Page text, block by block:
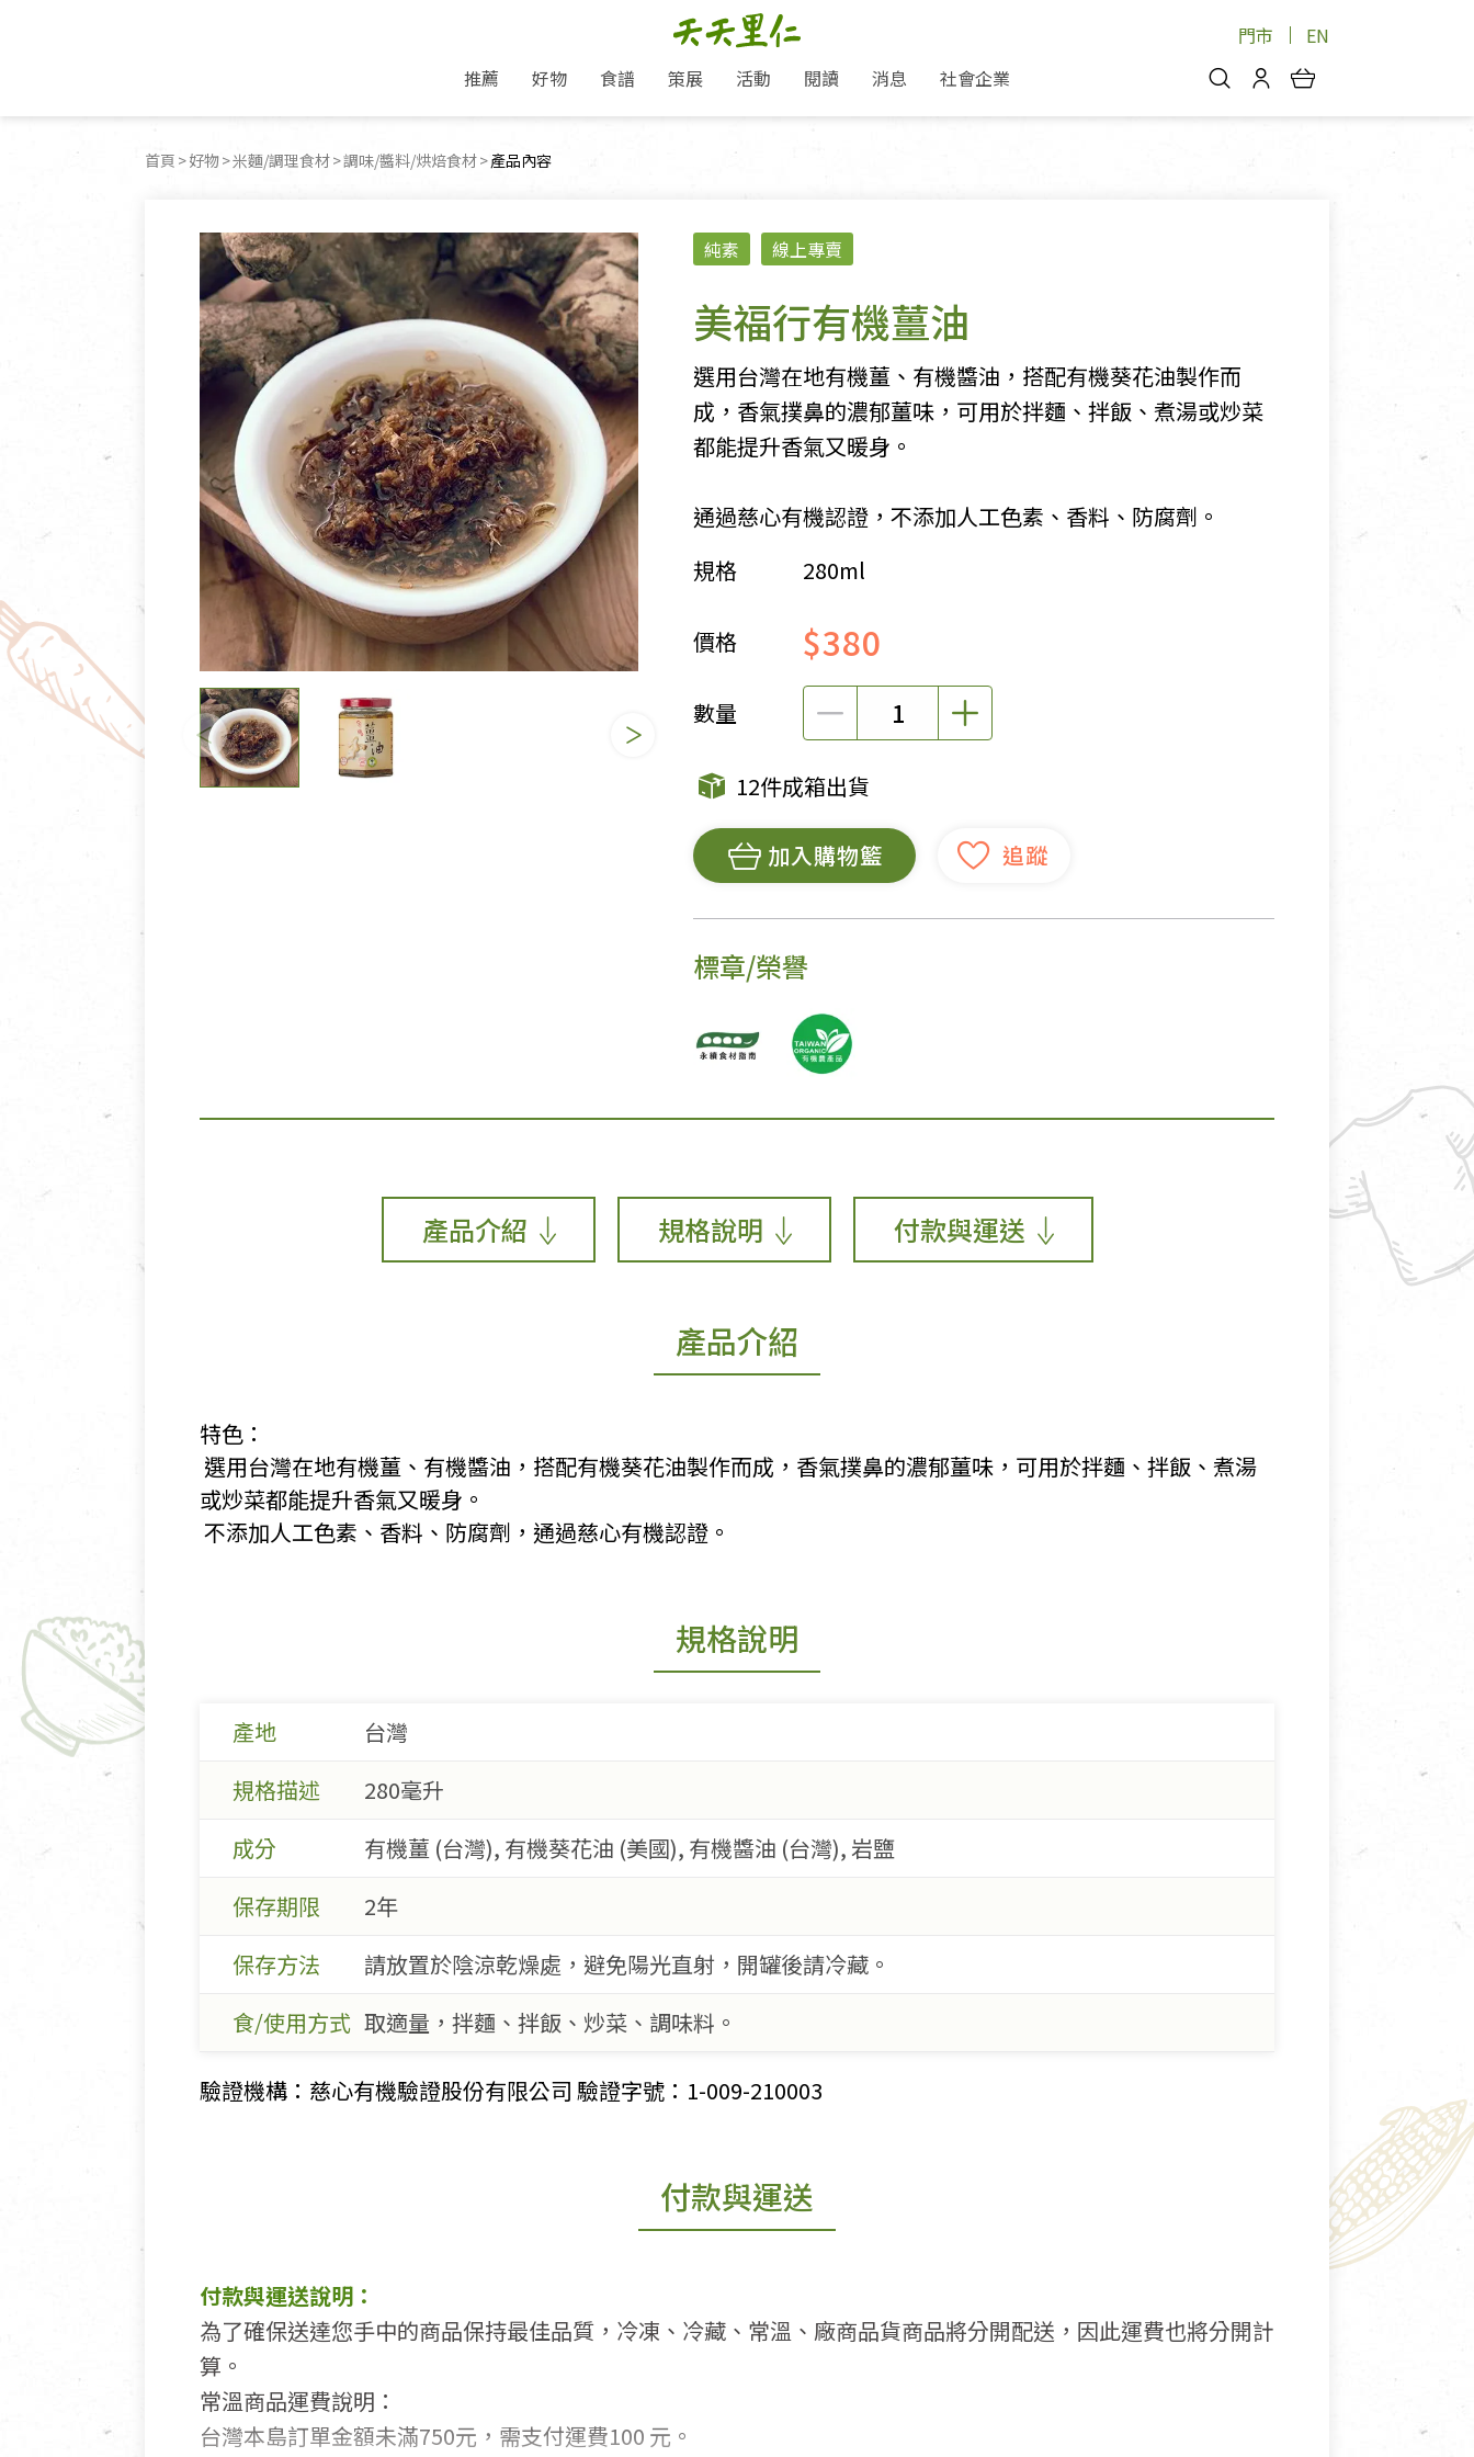
門市 EN
好文收藏
推薦
好康優惠
8月快閃商品優惠
中秋禮盒預購
7月惜福愛物
6月快閃商品-好評延長優惠
傳承經典優惠
文化好書優惠
超值好物特惠
熱銷人氣產品推薦
經典必買推薦
史瓦帝尼文化節
好物
米麵/調理食材
豆麥雜糧種子
乾貨/素料/植物肉
豆腐/天貝/豆製品
調味/醬料/烘焙食材
飲品/零食
果汁/醋飲/飲料
茶/咖啡/花果茶
沖調飲/穀麥片
蜂蜜/椰奶
休閒零食
堅果/果乾
糖果/巧克力
熟食料理/調理包
包子饅頭/麵點
粽子/蘿蔔糕/年糕
素鬆/醬菜
甜品/冰品
麵包/糕點
酵素
清潔/防蟲/薰香
廚房用具/家電/家飾
個人清潔保養
臉部清潔/保養
臉部彩妝
牙膏/牙刷/漱口水
洗髮/潤髮/染髮
身體清潔/保養
個人用品
衣飾鞋包
女裝
女內著居家
男內著居家
毛巾/浴巾/手帕
帽/口罩/配件/包包
嬰幼/兒童
佛儒書籍
燈/燃燈油
香
寵物營養補充品
食譜
不限類別 飲品 主食 沙拉
湯品
策展
「里仁誠食市集」永續新體驗
減塑 一起來！
綠色保育-我們的田, 牠們的家
里仁「史瓦帝尼文化節」
活動
產品推薦
閱讀
專題文章
食品與廠商
用品與廠商
土地與生態
蔬食營養力
生活提案
共好行動
里仁的努力
減塑微革命
少或無添加
友善耕作
支持弱勢
綠色保育
永續飲食
消息
里仁新訊
分店動態
產品動態
淨塑行動
生態保育
公益支持
獲獎肯定
聯名合作
社會企業
品牌故事
產品/有機蔬果把關
大事記
里仁聯名卡
理念桌布下載
加入會員
人才招募
首頁 好物 米麵/調理食材 調味/醬料/烘焙食材 目前頁面：
產品內容
純素 線上專賣
美福行有機薑油
選用台灣在地有機薑、有機醬油，搭配有機葵花油製作而
成，香氣撲鼻的濃郁薑味，可用於拌麵、拌飯、煮湯或炒菜
都能提升香氣又暖身。
通過慈心有機認證，不添加人工色素、香料、防腐劑。
規格
280ml
價格 $380
數量
12件成箱出貨
加入購物籃
標章/榮譽
產品介紹 規格說明 付款與運送
產品介紹
特色：
​ 選用台灣在地有機薑、有機醬油，搭配有機葵花油製作而成，香氣撲鼻的濃郁薑味，可用於拌麵、拌飯、煮湯
或炒菜都能提升香氣又暖身。
​ 不添加人工色素、香料、防腐劑，通過慈心有機認證。
規格說明
產地
台灣
規格描述
280毫升
成分
有機薑 (台灣), 有機葵花油 (美國), 有機醬油 (台灣), 岩鹽
保存期限
2年
保存方法
請放置於陰涼乾燥處，避免陽光直射，開罐後請冷藏。
食/使用方式 取適量，拌麵、拌飯、炒菜、調味料。
驗證機構：慈心有機驗證股份有限公司 驗證字號：1-009-210003
付款與運送
付款與運送說明：
為了確保送達您手中的商品保持最佳品質，冷凍、冷藏、常溫、廠商品貨商品將分開配送，因此運費也將分開計
算。
常溫商品運費說明：
台灣本島訂單金額未滿750元，需支付運費100 元。